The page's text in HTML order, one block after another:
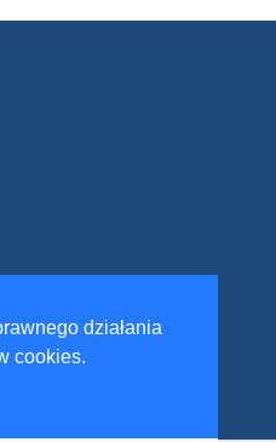
działania
cookies.